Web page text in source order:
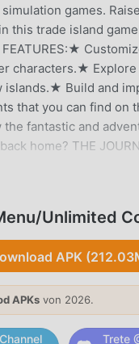
games.
this trade island
characters.★
Build and
that you can find on
fantastic and
home? THE
dieses Spiel als
Ihre beste
zur Verfügung,
genießen, die das
Unlimited
APK
APKs von 2026.
Trete